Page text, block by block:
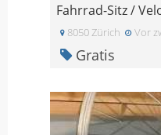
Fahrrad-Sitz /
8050 Zürich Vor
Gratis